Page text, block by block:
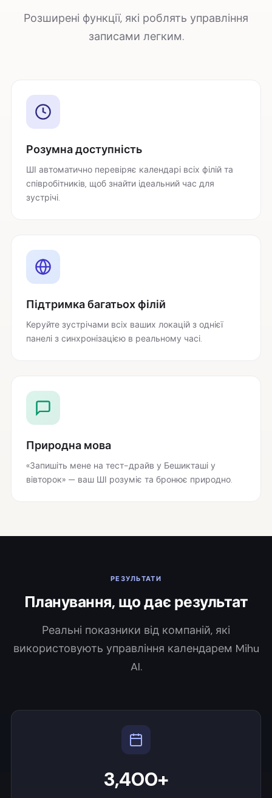
Розширені функції, які роблять управління
записами легким.
Розумна доступність
ШІ автоматично перевіряє календарі всіх філій та
співробітників, щоб знайти ідеальний час для
зустрічі.
Підтримка багатьох філій
Керуйте зустрічами всіх ваших локацій з однієї
панелі з синхронізацією в реальному часі.
Природна мова
«Запишіть мене на тест-драйв у Бешикташі у
вівторок» — ваш ШІ розуміє та бронює природно.
РЕЗУЛЬТАТИ
Планування, що дає результат
Реальні показники від компаній, які
використовують управління календарем Mihu
AI.
3,400+